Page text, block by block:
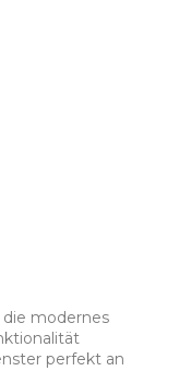
modernes
perfekt an